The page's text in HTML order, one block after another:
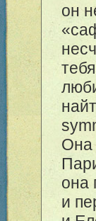
он
Она
она
и